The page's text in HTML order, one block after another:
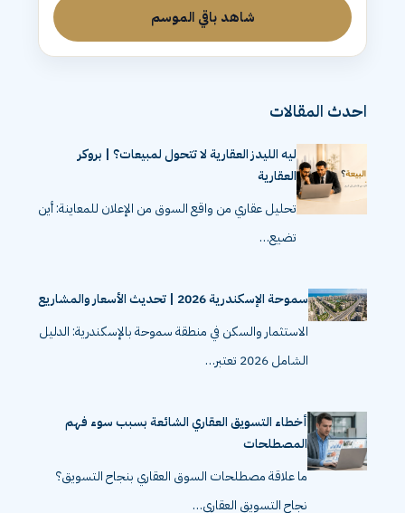
شاهد باقي الموسم
احدث المقالات
ليه الليدز العقارية لا تتحول لمبيعات؟ | بروكر
العقارية
تحليل عقاري من واقع السوق من الإعلان للمعاينة: أين
تضيع…
سموحة الإسكندرية 2026 | تحديث الأسعار والمشاريع
الاستثمار والسكن في منطقة سموحة بالإسكندرية: الدليل
الشامل 2026 تعتبر…
أخطاء التسويق العقاري الشائعة بسبب سوء فهم
المصطلحات
ما علاقة مصطلحات السوق العقاري بنجاح التسويق؟
نجاح التسويق العقاري…